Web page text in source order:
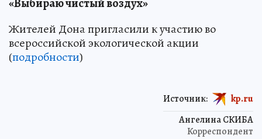
«Выбираю чистый воздух»
Жителей Дона пригласили к участию во
всероссийской экологической акции
(подробности)
Ангелина СКИБА
Корреспондент
Источник: kp.ru